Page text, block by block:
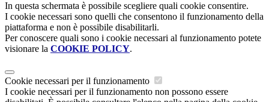
In questa schermata è possibile scegliere quali cookie consentire.
I cookie necessari sono quelli che consentono il funzionamento della
piattaforma e non è possibile disabilitarli.
Per conoscere quali sono i cookie necessari al funzionamento potete
visionare la COOKIE POLICY.
Cookie necessari per il funzionamento
I cookie necessari per il funzionamento non possono essere